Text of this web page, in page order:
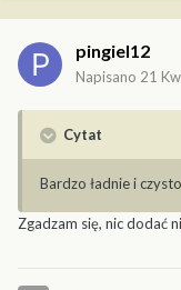
pingiel12
Napisano 21
Cytat
Bardzo ładnie i
Zgadzam się, nic dodać